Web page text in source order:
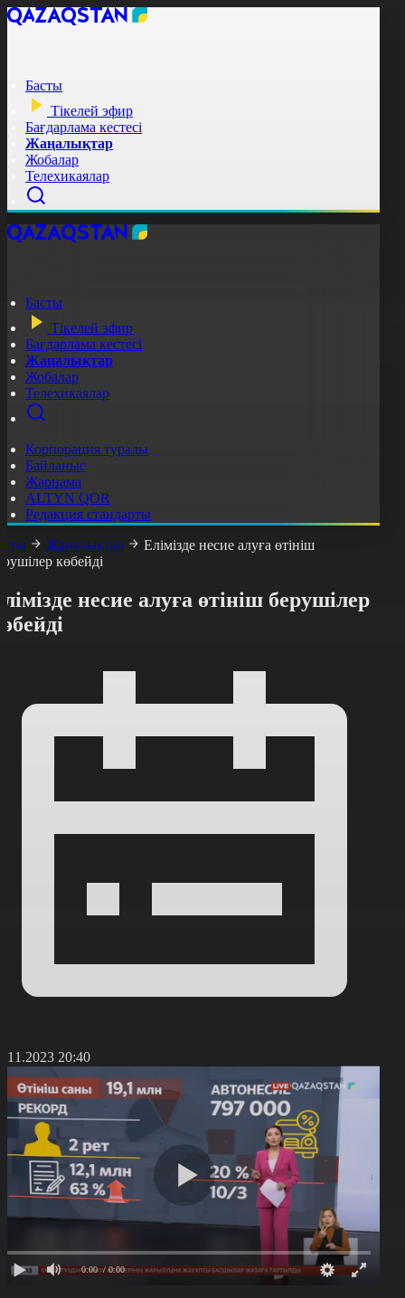
Басты
Тікелей эфир
Бағдарлама кестесі
Жаңалықтар
Жобалар
Телехикаялар
Басты
Тікелей эфир
Бағдарлама кестесі
Жаңалықтар
Жобалар
Телехикаялар
Корпорация туралы
Байланыс
Жарнама
ALTYN QOR
Редакция стандарты
Жаңалықтар
Елімізде несие алуға өтініш
көбейді
несие алуға өтініш берушілер
20:40
0:00 / 0:00